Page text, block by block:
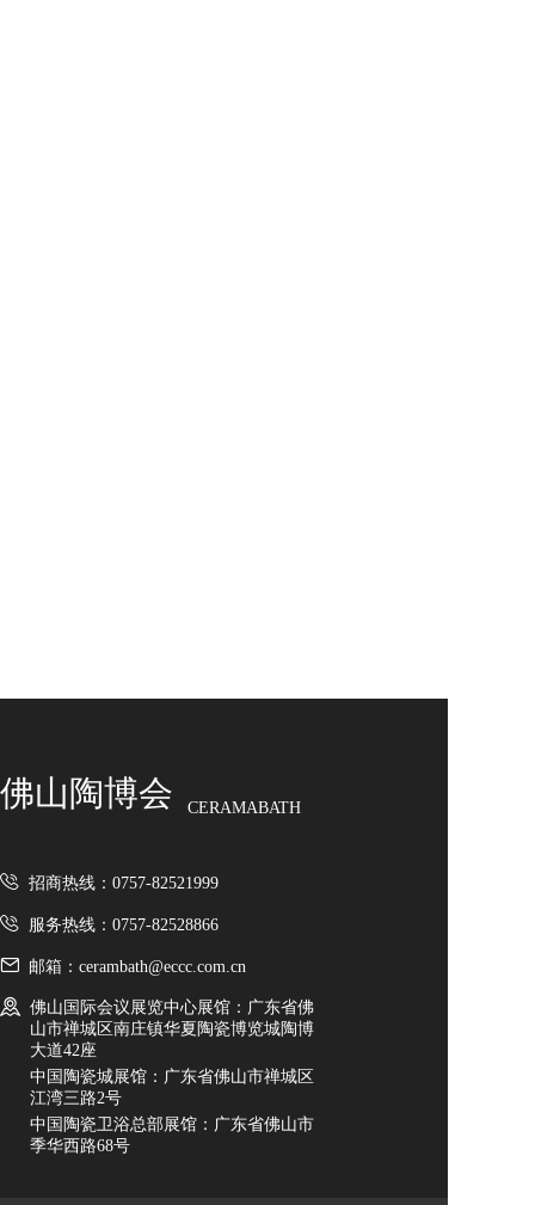
佛山陶博会 CERAMABATH
招商热线：0757-82521999
服务热线：0757-82528866
邮箱：cerambath@eccc.com.cn
佛山国际会议展览中心展馆：广东省佛
山市禅城区南庄镇华夏陶瓷博览城陶博
大道42座
中国陶瓷城展馆：广东省佛山市禅城区
江湾三路2号
中国陶瓷卫浴总部展馆：广东省佛山市
季华西路68号